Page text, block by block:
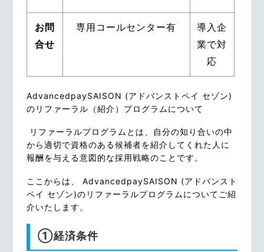
お問
合せ
専用コールセンター有
導入企
業で対
応
AdvancedpaySAISON (アドバンストペイ セゾン)
のリファーラル（紹介）プログラムについて
リファーラルプログラムとは、自分の知り合いの中
から適切で資格のある候補者を紹介してくれた人に
報酬を与える意図的な採用戦略のことです。
ここからは、 AdvancedpaySAISON (アドバンスト
ペイ セゾン)のリファーラルプログラムについてご紹
介いたします。
①経済条件